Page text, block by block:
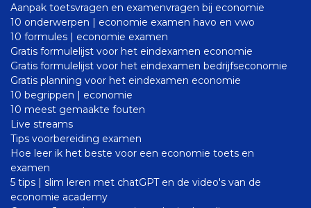
Aanpak toetsvragen en examenvragen bij economie
10 onderwerpen | economie examen havo en vwo
10 formules | economie examen
Gratis formulelijst voor het eindexamen economie
Gratis formulelijst voor het eindexamen bedrijfseconomie
Gratis planning voor het eindexamen economie
10 begrippen | economie
10 meest gemaakte fouten
Live streams
Tips voorbereiding examen
Hoe leer ik het beste voor een economie toets en
examen
5 tips | slim leren met chatGPT en de video's van de
economie academy